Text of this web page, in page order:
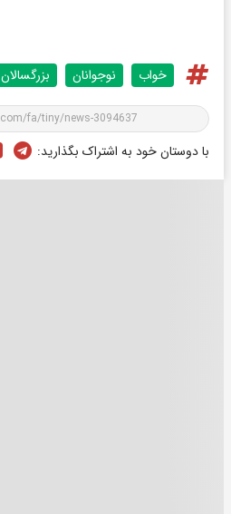
خواب نوجوانان بزرگسالان
با دوستان خود به اشتراک بگذارید: